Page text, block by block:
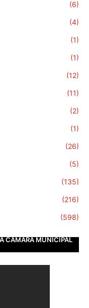
(6)
(4)
(1)
(1)
(12)
(11)
(2)
(1)
(26)
(5)
(135)
(216)
(598)
CÂMARA MUNICIPAL